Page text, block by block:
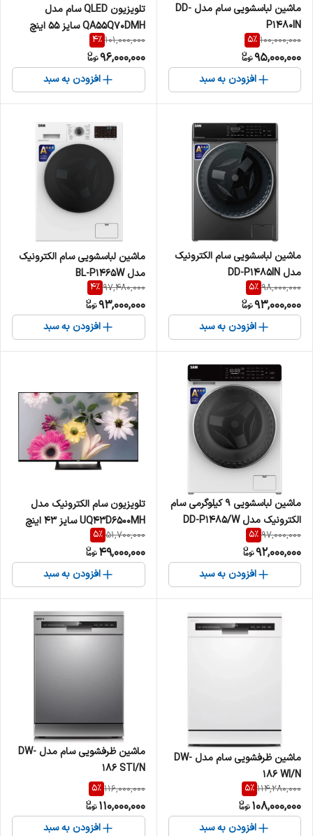
ماشین لباسشویی سام مدل DD-
P1480IN
100,000,000
5%
95,000,000
افزودن به سبد
تلویزیون QLED سام مدل
QA55Q70DMH سایز 55 اینچ
101,000,000
4%
96,000,000
افزودن به سبد
ماشین لباسشویی سام الکترونیک
مدل DD-P1485IN
98,000,000
5%
93,000,000
افزودن به سبد
ماشین لباسشویی سام الکترونیک
مدل BL-P1465W
97,480,000
4%
93,000,000
افزودن به سبد
ماشین لباسشویی 9 کیلوگرمی سام
الکترونیک مدل DD-P1485/W
97,000,000
5%
92,000,000
افزودن به سبد
تلویزیون سام الکترونیک مدل
UQ43D6500MH سایز ۴۳ اینچ
Full HD LED
51,700,000
5%
49,000,000
افزودن به سبد
ماشین ظرفشویی سام مدل DW-
186 WI/N
114,280,000
5%
108,000,000
افزودن به سبد
ماشین ظرفشویی سام مدل DW-
186 STI/N
116,000,000
5%
110,000,000
افزودن به سبد